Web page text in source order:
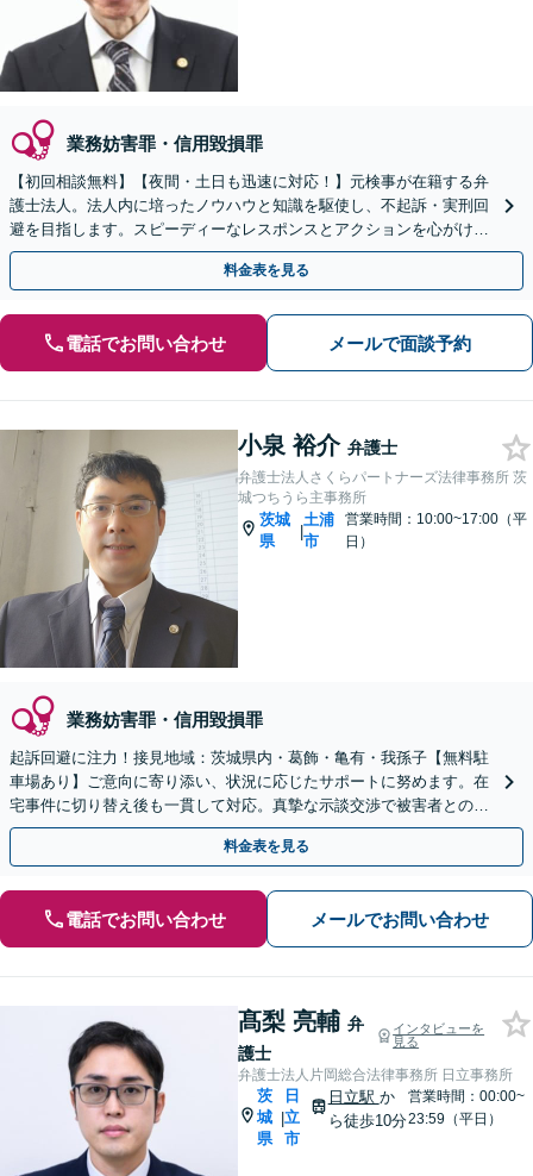
業務妨害罪・信用毀損罪
【初回相談無料】【夜間・土日も迅速に対応！】元検事が在籍する弁
護士法人。法人内に培ったノウハウと知識を駆使し、不起訴・実刑回
避を目指します。スピーディーなレスポンスとアクションを心がけ、
最善の解決を目指します【電話相談可】
料金表を見る
電話でお問い合わせ メールで面談予約
小泉 裕介 弁護士
弁護士法人さくらパートナーズ法律事務所 茨
城つちうら主事務所
茨城
県
|
土浦
市
営業時間：10:00~17:00（平
日）
業務妨害罪・信用毀損罪
起訴回避に注力！接見地域：茨城県内・葛飾・亀有・我孫子【無料駐
車場あり】ご意向に寄り添い、状況に応じたサポートに努めます。在
宅事件に切り替え後も一貫して対応。真摯な示談交渉で被害者との和
解を目指します【夜間休日対応】【土浦駅よりバス10分】
料金表を見る
電話でお問い合わせ メールでお問い合わせ
髙梨 亮輔 弁
護士
インタビューを
見る
弁護士法人片岡総合法律事務所 日立事務所
茨
城
県
|
日
立
市
日立駅 か
ら徒歩10分
営業時間：00:00~
23:59（平日）